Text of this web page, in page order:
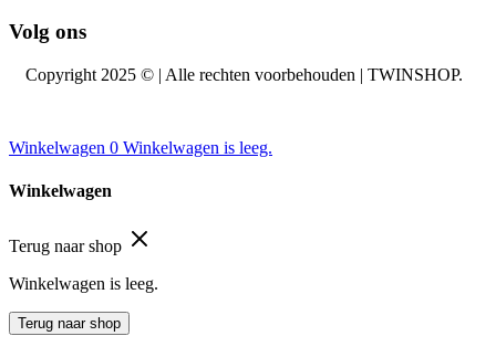
Volg ons
Copyright 2025 © | Alle rechten voorbehouden | TWINSHOP.
Winkelwagen 0 Winkelwagen is leeg.
Winkelwagen
Terug naar shop
Winkelwagen is leeg.
Terug naar shop